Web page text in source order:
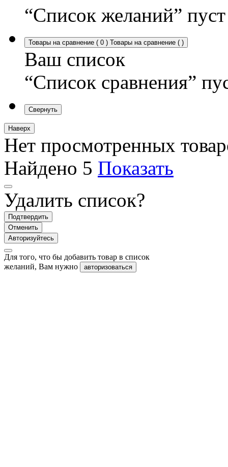
“Список желаний” пуст
Товары на сравнение ( 0 ) Товары на сравнение ( )
Ваш список
“Список сравнения”
Свернуть
Наверх
Нет просмотренных
Найдено 5 Показать
Удалить список?
Подтвердить
Отменить
Авторизуйтесь
Для того, что бы добавить товар в список
желаний, Вам нужно
авторизоваться